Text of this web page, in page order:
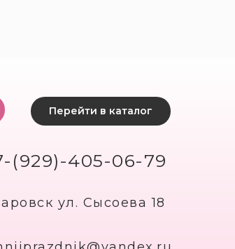
Перейти в каталог
(929)-405-06-79
ул. Сысоева 18